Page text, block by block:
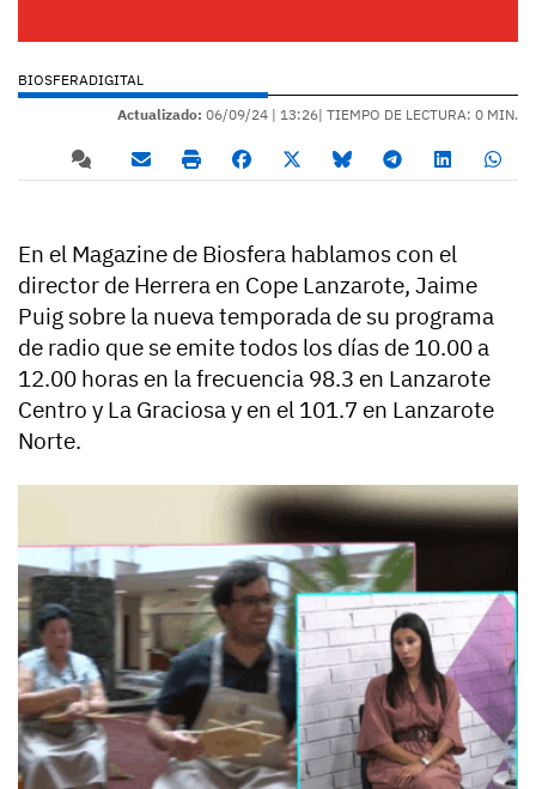
BIOSFERADIGITAL
Actualizado: 06/09/24 | 13:26| TIEMPO DE LECTURA: 0 MIN.
En el Magazine de Biosfera hablamos con el
director de Herrera en Cope Lanzarote, Jaime
Puig sobre la nueva temporada de su programa
de radio que se emite todos los días de 10.00 a
12.00 horas en la frecuencia 98.3 en Lanzarote
Centro y La Graciosa y en el 101.7 en Lanzarote
Norte.